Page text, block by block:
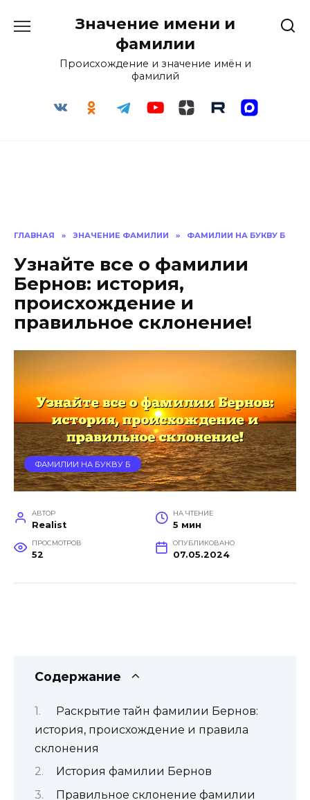
Значение имени и
фамилии
Происхождение и значение имён и
фамилий
ГЛАВНАЯ » ЗНАЧЕНИЕ ФАМИЛИИ » ФАМИЛИИ НА БУКВУ Б
Узнайте все о фамилии
Бернов: история,
происхождение и
правильное склонение!
ФАМИЛИИ НА БУКВУ Б
АВТОР
Realist
НА ЧТЕНИЕ
5 мин
ПРОСМОТРОВ
52
ОПУБЛИКОВАНО
07.05.2024
Содержание
Раскрытие тайн фамилии Бернов:
история, происхождение и правила
склонения
История фамилии Бернов
Правильное склонение фамилии